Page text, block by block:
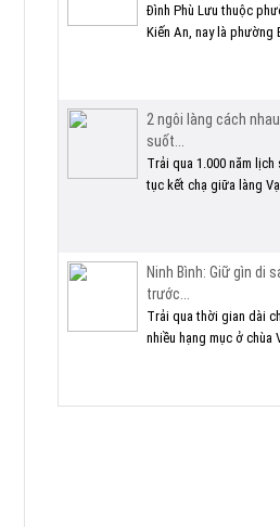
Đình Phù Lưu thuộc
Kiến An, nay là phường
2 ngôi làng cách
suốt...
Trải qua 1.000 năm
tục kết chạ giữa làng
Ninh Bình: Giữ gìn di
trước...
Trải qua thời gian dài
nhiều hạng mục ở chùa